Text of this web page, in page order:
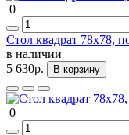
0
Стол квадрат 78х78,
в наличии
5 630р.
В корзину
0